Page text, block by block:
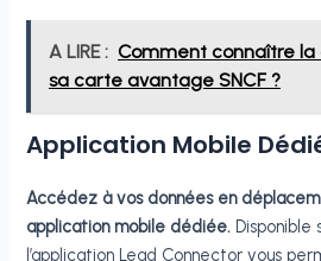
A LIRE : Comment connaître
sa carte avantage SNCF ?
Application Mobile
Accédez à vos données en
application mobile dédiée. Disponible
l’application Lead Connector vous